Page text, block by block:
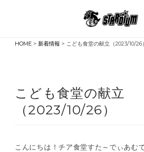
HOME > 新着情報 > こども食堂の献立（2023/10/26）
こども食堂の献立
（2023/10/26）
こんにちは！チア食堂すた～でぃあむ